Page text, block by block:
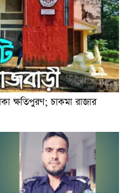
ক্ষতিপুরণ; চাকমা রাজার